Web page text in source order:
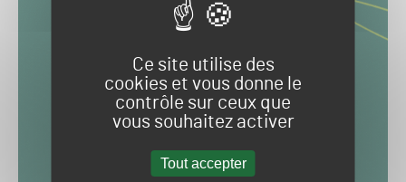
Ce site utilise des
cookies et vous donne le
contrôle sur ceux que
vous souhaitez activer
Tout accepter